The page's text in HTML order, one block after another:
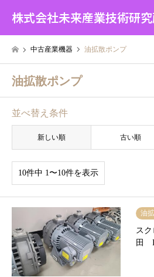
株式会社未来産業技術研
中古産業機器 油拡散ポンプ
油拡散ポンプ
並べ替え条件
新しい順 古い順
10件中 1〜10件を表示
油
ス
田